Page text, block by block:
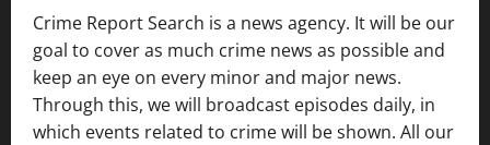
Crime Report Search is a news agency. It will be our
goal to cover as much crime news as possible and
keep an eye on every minor and major news.
Through this, we will broadcast episodes daily, in
which events related to crime will be shown. All our